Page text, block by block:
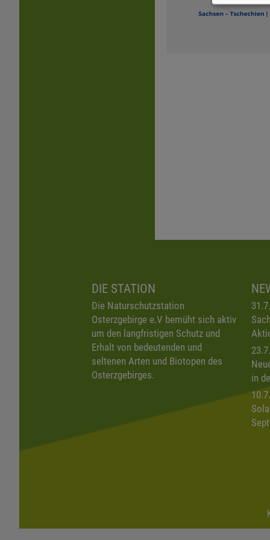
DIE STATION
Die Naturschutzstation
Osterzgebirge e.V bemüht sich aktiv
um den langfristigen Schutz und
Erhalt von bedeutenden und
seltenen Arten und Biotopen des
Osterzgebirges.
in